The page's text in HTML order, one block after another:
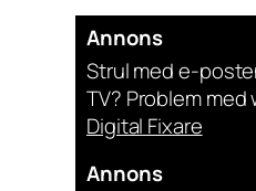
Annons
Strul med e-
TV? Problem med
Digital Fixare
Annons